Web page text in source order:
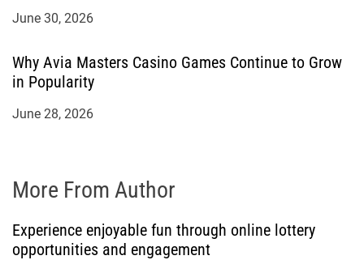
June 30, 2026
Why Avia Masters Casino Games Continue to Grow
in Popularity
June 28, 2026
More From Author
Experience enjoyable fun through online lottery
opportunities and engagement